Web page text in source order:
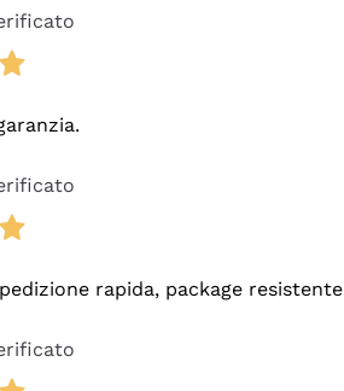
rapida, package resistente